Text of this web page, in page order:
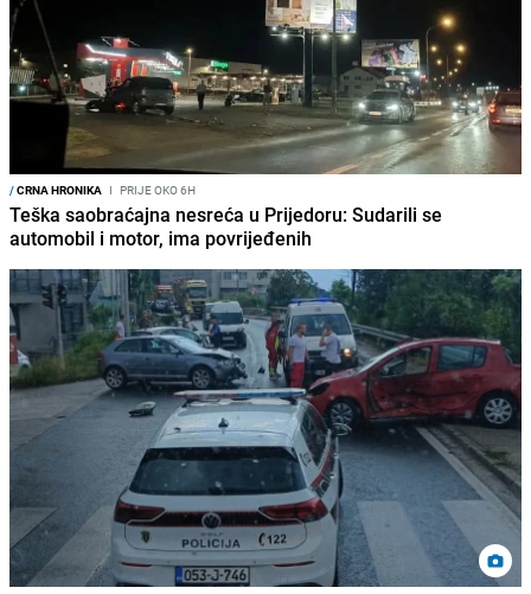
/CRNA HRONIKA I PRIJE OKO 6H
Teška saobraćajna nesreća u Prijedoru: Sudarili se
automobil i motor, ima povrijeđenih